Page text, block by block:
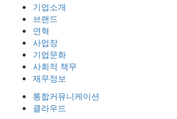
기업소개
브랜드
연혁
사업장
기업문화
사회적 책무
재무정보
통합커뮤니케이션
클라우드